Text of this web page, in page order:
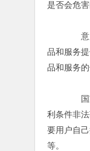
是否会危
意见
品和服务
品和服务
国家
利条件非
要用户自
等。